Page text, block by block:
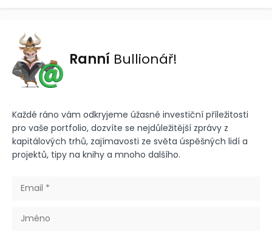
Ranní Bullionář!
Každé ráno vám odkryjeme úžasné investiční příležitosti
pro vaše portfolio, dozvíte se nejdůležitější zprávy z
kapitálových trhů, zajímavosti ze světa úspěšných lidí a
projektů, tipy na knihy a mnoho dalšího.